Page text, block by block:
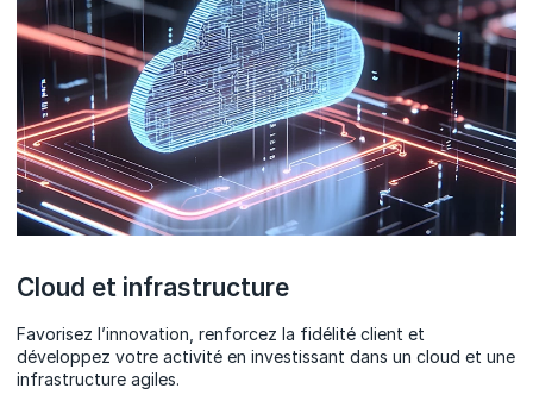
Cloud et infrastructure
Favorisez l’innovation, renforcez la fidélité client et
développez votre activité en investissant dans un cloud et une
infrastructure agiles.